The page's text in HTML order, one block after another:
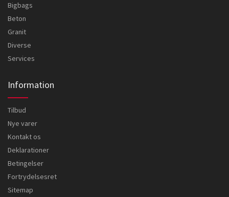
Bigbags
Beton
Granit
Diverse
Services
Information
Tilbud
Nye varer
Kontakt os
Deklarationer
Betingelser
Fortrydelsesret
Sitemap